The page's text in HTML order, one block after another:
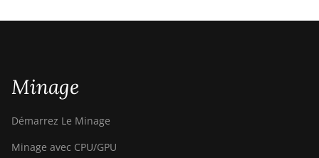
Minage
Démarrez Le Minage
Minage avec CPU/GPU